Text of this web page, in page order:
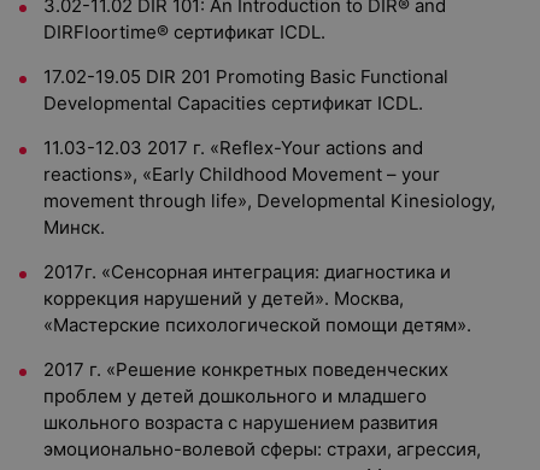
3.02-11.02 DIR 101: An Introduction to DIR® and
DIRFloortime® сертификат ICDL.
17.02-19.05 DIR 201 Promoting Basic Functional
Developmental Capacities сертификат ICDL.
11.03-12.03 2017 г. «Reflex-Your actions and
reactions», «Early Childhood Movement – your
movement through life», Developmental Kinesiology,
Минск.
2017г. «Сенсорная интеграция: диагностика и
коррекция нарушений у детей». Москва,
«Мастерские психологической помощи детям».
2017 г. «Решение конкретных поведенческих
проблем у детей дошкольного и младшего
школьного возраста с нарушением развития
эмоционально-волевой сферы: страхи, агрессия,